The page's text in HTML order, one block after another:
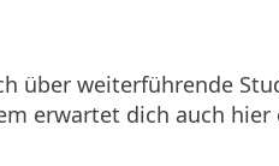
über weiterführende
erwartet dich auch hier